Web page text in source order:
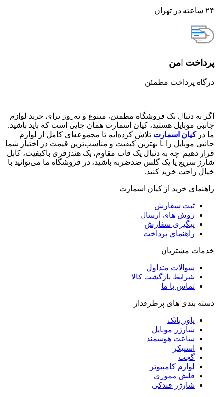
۲۴ ساعته در تهران
پرداخت امن
درگاه پرداخت مطمئن
اگر به دنبال یک فروشگاه مطمئن، متنوع و به‌روز برای خرید لوازم
جانبی موبایل هستید، کیان اسمارت همان جایی است که باید باشید.
ما درکیان اسمارت تلاش کرده‌ایم تا مجموعه‌ای کامل از لوازم
جانبی موبایل را با بهترین کیفیت و مناسب‌ترین قیمت در اختیار شما
قرار دهیم. چه به دنبال یک قاب مقاوم، یک هندزفری باکیفیت، کابل
شارژ سریع یا یک گلس ضدضربه باشید، در فروشگاه ما می‌توانید با
خیال راحت خرید کنید.
راهنمای خرید از کیان اسمارت
ثبت سفارش
روش‌ های ارسال
پیگیری سفارش
راهنمای پرداخت
خدمات مشتریان
سوالات متداول
شرایط بازگشت کالا
تماس با ما
دسته بندی های پرطرفدار
پاور بانک
شارژر موبایل
ساعت هوشمند
اسپیکر
گجت
لوازم کامپیوتر
فلش مموری
شارژر فندکی